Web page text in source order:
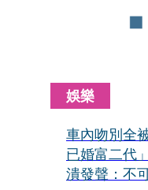
娛樂
車內吻別全
已婚富二代
潰發聲：不